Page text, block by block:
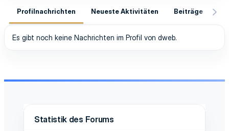
Profilnachrichten Neueste Aktivitäten Beiträge
Es gibt noch keine Nachrichten im Profil von dweb.
Statistik des Forums